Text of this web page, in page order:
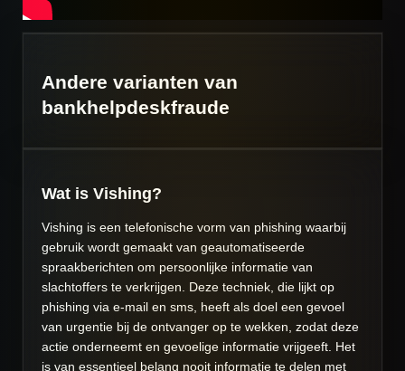
Andere varianten van
bankhelpdeskfraude
Wat is Vishing?
Vishing is een telefonische vorm van phishing waarbij
gebruik wordt gemaakt van geautomatiseerde
spraakberichten om persoonlijke informatie van
slachtoffers te verkrijgen. Deze techniek, die lijkt op
phishing via e-mail en sms, heeft als doel een gevoel
van urgentie bij de ontvanger op te wekken, zodat deze
actie onderneemt en gevoelige informatie vrijgeeft. Het
is van essentieel belang nooit informatie te delen met